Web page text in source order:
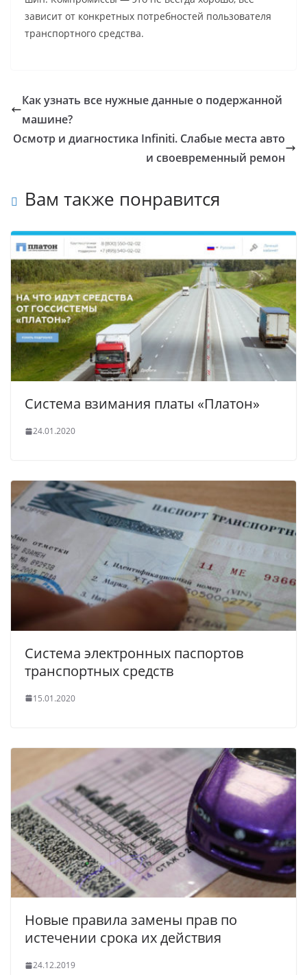
зависит от конкретных потребностей пользователя
транспортного средства.
Как узнать все нужные данные о подержанной
машине?
Осмотр и диагностика Infiniti. Слабые места авто
и своевременный ремон
Вам также понравится
Система взимания платы «Платон»
24.01.2020
Система электронных паспортов
транспортных средств
15.01.2020
Новые правила замены прав по
истечении срока их действия
24.12.2019